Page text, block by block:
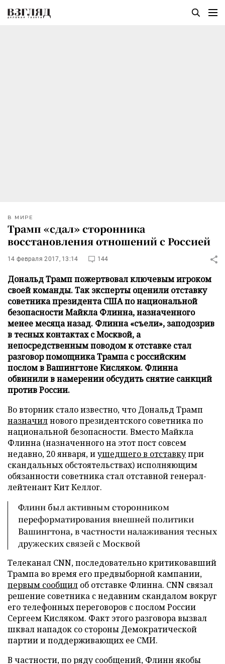
В МИРЕ
Трамп «сдал» сторонника
восстановления отношений с Россией
14 февраля 2017, 13:14 144
Дональд Трамп пожертвовал ключевым игроком
своей команды. Так эксперты оценили отставку
советника президента США по национальной
безопасности Майкла Флинна, назначенного
менее месяца назад. Флинна «съели», заподозрив
в тесных контактах с Москвой, а
непосредственным поводом к отставке стал
разговор помощника Трампа с российским
послом в Вашингтоне Кисляком. Флинна
обвинили в намерении обсудить снятие санкций
против России.
Во вторник стало известно, что Дональд Трамп
назначилнового президентского советника по
национальной безопасности. Вместо Майкла
Флинна (назначенного на этот пост совсем
недавно, 20 января, иушедшего в отставкупри
скандальных обстоятельствах) исполняющим
обязанности советника стал отставной генерал-
лейтенант Кит Келлог.
Флинн был активным сторонником
переформатирования внешней политики
Вашингтона, в частности налаживания тесных
дружеских связей с Москвой
Телеканал CNN, последовательно критиковавший
Трампа во время его предвыборной кампании,
первым сообщил об отставке Флинна. CNN связал
решение советника с недавним скандалом вокруг
его телефонных переговоров с послом России
Сергеем Кисляком. Факт этого разговора вызвал
шквал нападок со стороны Демократической
партии и поддерживающих ее СМИ.
В частности, по ряду сообщений, Флинн якобы